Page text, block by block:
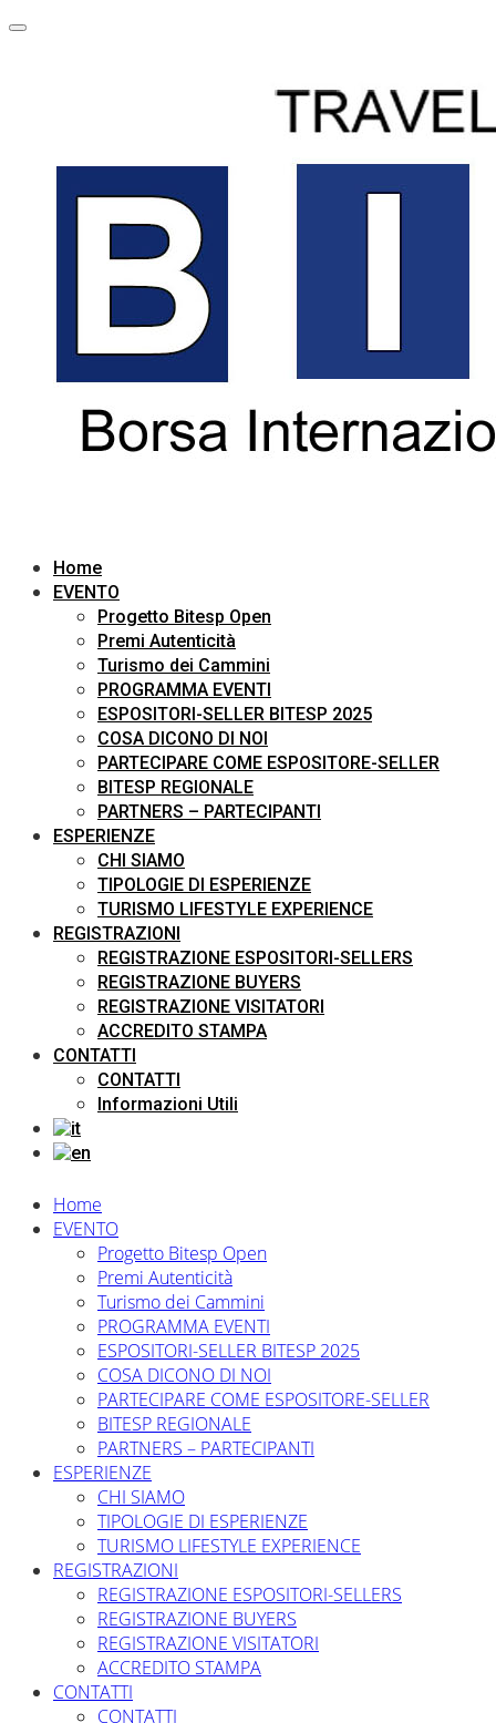
Home
EVENTO
Progetto Bitesp Open
Premi Autenticità
Turismo dei Cammini
PROGRAMMA EVENTI
ESPOSITORI-SELLER BITESP 2025
COSA DICONO DI NOI
PARTECIPARE COME ESPOSITORE-SELLER
BITESP REGIONALE
PARTNERS – PARTECIPANTI
ESPERIENZE
CHI SIAMO
TIPOLOGIE DI ESPERIENZE
TURISMO LIFESTYLE EXPERIENCE
REGISTRAZIONI
REGISTRAZIONE ESPOSITORI-SELLERS
REGISTRAZIONE BUYERS
REGISTRAZIONE VISITATORI
ACCREDITO STAMPA
CONTATTI
CONTATTI
Informazioni Utili
Home
EVENTO
Progetto Bitesp Open
Premi Autenticità
Turismo dei Cammini
PROGRAMMA EVENTI
ESPOSITORI-SELLER BITESP 2025
COSA DICONO DI NOI
PARTECIPARE COME ESPOSITORE-SELLER
BITESP REGIONALE
PARTNERS – PARTECIPANTI
ESPERIENZE
CHI SIAMO
TIPOLOGIE DI ESPERIENZE
TURISMO LIFESTYLE EXPERIENCE
REGISTRAZIONI
REGISTRAZIONE ESPOSITORI-SELLERS
REGISTRAZIONE BUYERS
REGISTRAZIONE VISITATORI
ACCREDITO STAMPA
CONTATTI
CONTATTI